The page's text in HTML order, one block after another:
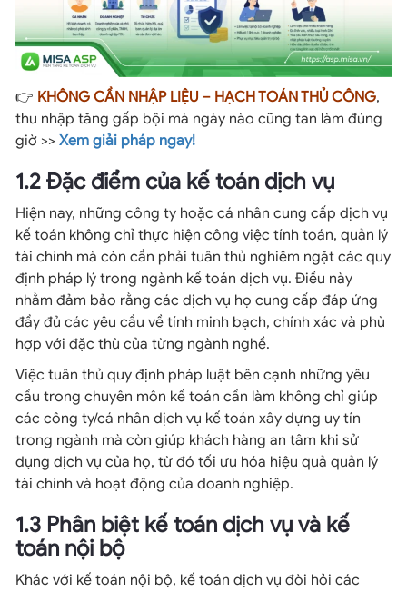
👉 KHÔNG CẦN NHẬP LIỆU – HẠCH TOÁN THỦ CÔNG,
thu nhập tăng gấp bội mà ngày nào cũng tan làm đúng
giờ >> Xem giải pháp ngay!
1.2 Đặc điểm của kế toán dịch vụ
Hiện nay, những công ty hoặc cá nhân cung cấp dịch vụ
kế toán không chỉ thực hiện công việc tính toán, quản lý
tài chính mà còn cần phải tuân thủ nghiêm ngặt các quy
định pháp lý trong ngành kế toán dịch vụ. Điều này
nhằm đảm bảo rằng các dịch vụ họ cung cấp đáp ứng
đầy đủ các yêu cầu về tính minh bạch, chính xác và phù
hợp với đặc thù của từng ngành nghề.
Việc tuân thủ quy định pháp luật bên cạnh những yêu
cầu trong chuyên môn kế toán cần làm không chỉ giúp
các công ty/cá nhân dịch vụ kế toán xây dựng uy tín
trong ngành mà còn giúp khách hàng an tâm khi sử
dụng dịch vụ của họ, từ đó tối ưu hóa hiệu quả quản lý
tài chính và hoạt động của doanh nghiệp.
1.3 Phân biệt kế toán dịch vụ và kế
toán nội bộ
Khác với kế toán nội bộ, kế toán dịch vụ đòi hỏi các